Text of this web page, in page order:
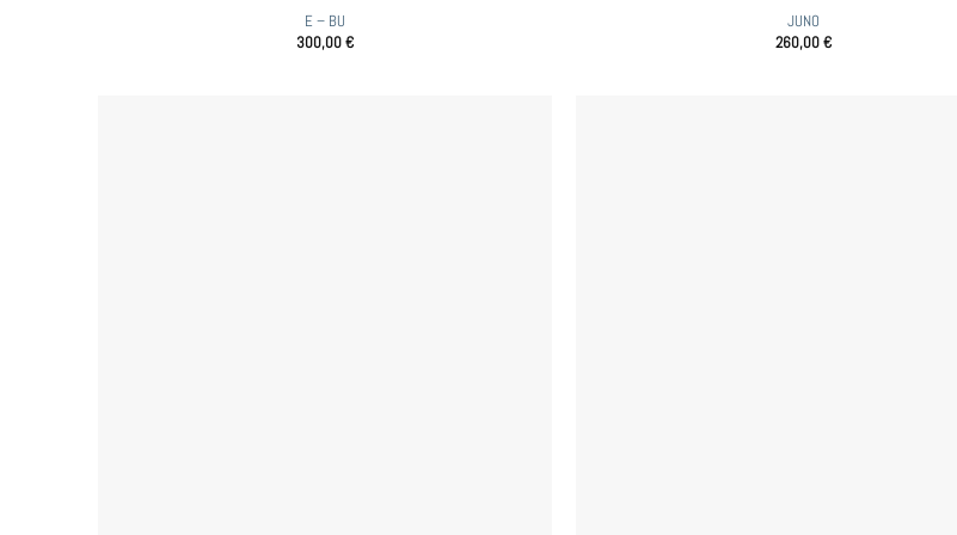
E – BU
300,00€
JUNO
260,00€